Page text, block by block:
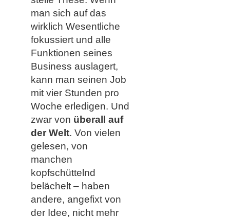
man sich auf das
wirklich Wesentliche
fokussiert und alle
Funktionen seines
Business auslagert,
kann man seinen Job
mit vier Stunden pro
Woche erledigen. Und
zwar von überall auf
der Welt. Von vielen
gelesen, von
manchen
kopfschüttelnd
belächelt – haben
andere, angefixt von
der Idee, nicht mehr